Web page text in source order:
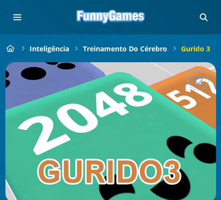
Inteligência Treinamento Do Cérebro Gurido 3